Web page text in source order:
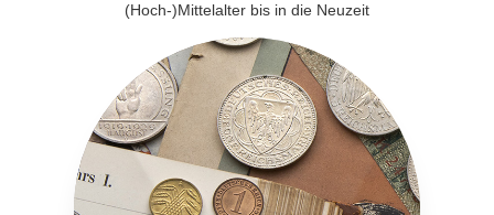
(Hoch-)Mittelalter bis in die Neuzeit